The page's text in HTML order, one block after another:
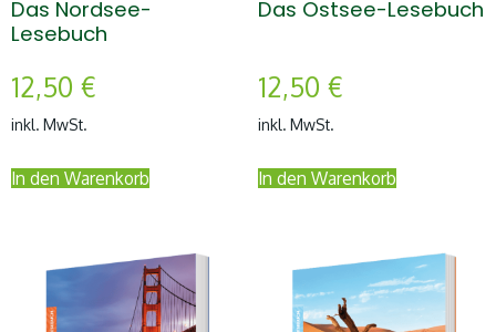
Das Nordsee-
Lesebuch
12,50 €
inkl. MwSt.
In den Warenkorb
Das Ostsee-Lesebuch
12,50 €
inkl. MwSt.
In den Warenkorb